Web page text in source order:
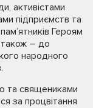
активістами
підприємств та
Героям
також – до
народного
та священиками
за процвітання